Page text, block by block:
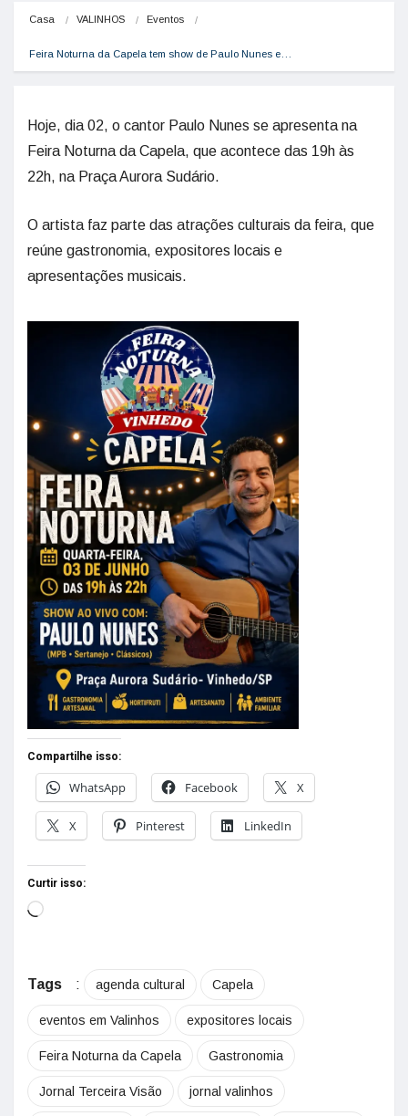
Casa VALINHOS Eventos
Feira Noturna da Capela tem show de Paulo Nunes e…
Hoje, dia 02, o cantor Paulo Nunes se apresenta na
Feira Noturna da Capela, que acontece das 19h às
22h, na Praça Aurora Sudário.
O artista faz parte das atrações culturais da feira, que
reúne gastronomia, expositores locais e
apresentações musicais.
Compartilhe isso:
WhatsApp
Facebook X
X Pinterest LinkedIn
Curtir isso:
Tags : agenda cultural Capela
eventos em Valinhos expositores locais
Feira Noturna da Capela Gastronomia
Jornal Terceira Visão jornal valinhos